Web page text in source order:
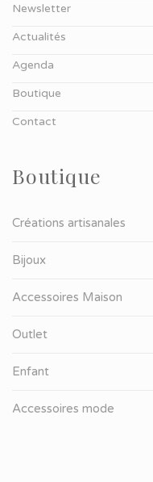
Newsletter
Actualités
Agenda
Boutique
Contact
Boutique
Créations artisanales
Bijoux
Accessoires Maison
Outlet
Enfant
Accessoires mode